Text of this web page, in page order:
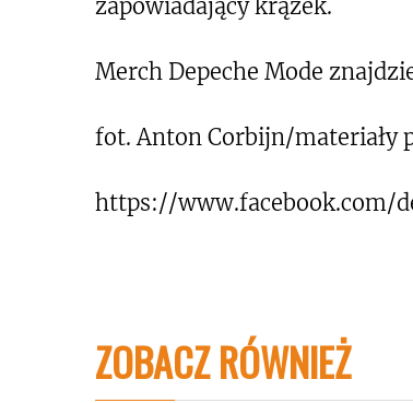
zapowiadający krążek.
Merch Depeche Mode
fot. Anton Corbijn/materiały
https://www.facebook.com/
ZOBACZ RÓWNIEŻ